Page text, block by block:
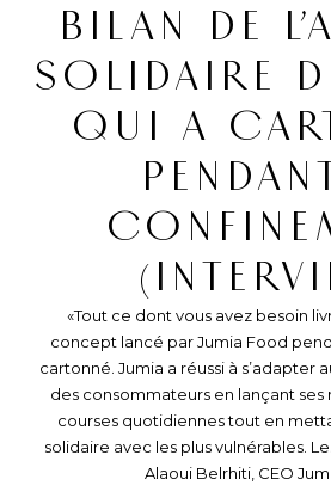
BILAN DE
SOLIDAIRE
QUI A
«Tout ce dont vous avez besoin
concept lancé par Jumia Food
cartonné. Jumia a réussi à s’adapter
des consommateurs en lançant ses
courses quotidiennes tout en
solidaire avec les plus vulnérables.
Alaoui Belrhiti, CEO